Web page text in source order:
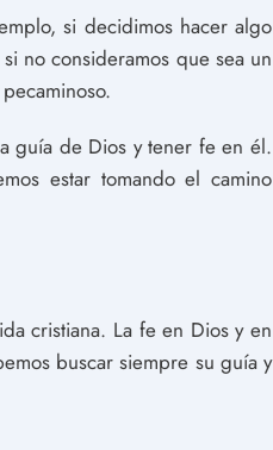
si decidimos hacer algo
no consideramos que sea un
guía de Dios y tener fe en él.
estar tomando el camino
cristiana. La fe en Dios y en
buscar siempre su guía y